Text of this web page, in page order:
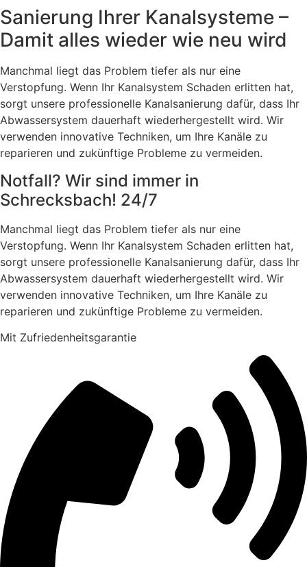
Sanierung Ihrer Kanalsysteme –
Damit alles wieder wie neu wird
Manchmal liegt das Problem tiefer als nur eine
Verstopfung. Wenn Ihr Kanalsystem Schaden erlitten hat,
sorgt unsere professionelle Kanalsanierung dafür, dass Ihr
Abwassersystem dauerhaft wiederhergestellt wird. Wir
verwenden innovative Techniken, um Ihre Kanäle zu
reparieren und zukünftige Probleme zu vermeiden.
Notfall? Wir sind immer in
Schrecksbach! 24/7
Manchmal liegt das Problem tiefer als nur eine
Verstopfung. Wenn Ihr Kanalsystem Schaden erlitten hat,
sorgt unsere professionelle Kanalsanierung dafür, dass Ihr
Abwassersystem dauerhaft wiederhergestellt wird. Wir
verwenden innovative Techniken, um Ihre Kanäle zu
reparieren und zukünftige Probleme zu vermeiden.
Mit Zufriedenheitsgarantie